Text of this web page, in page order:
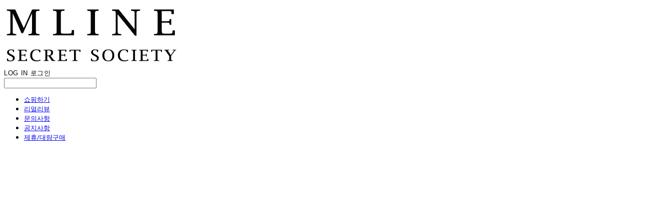
LOG IN 로그인
쇼핑하기
리얼리뷰
문의사항
공지사항
제휴/대량구매